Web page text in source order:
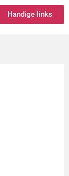
Handige links